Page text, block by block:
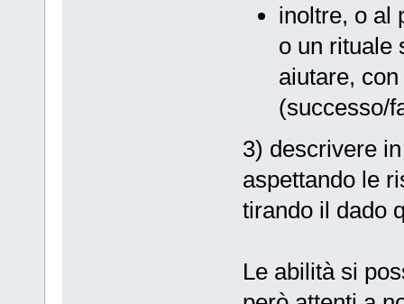
inoltre, o al
o un rituale
aiutare,
(successo/
3) descrivere
aspettando le
tirando il dado
Le abilità si